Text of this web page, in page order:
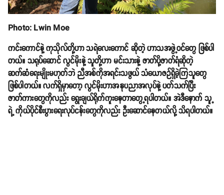
Photo: Lwin Moe
ကင်းကောင်နဲ့ ကုသိုလ်တို့ဟာ သရဲလေးကောင် ဆိုတဲ့ ဟာသအဖွဲ့ဝင်တွေ ဖြစ်ပါ
တယ်။ သရုပ်ဆောင် လွင်မိုးနဲ့ သူတို့ဟာ မင်းသားနဲ့ ဇာတ်ပို့ဇာတ်ရံဆိုတဲ့
ဆက်ဆံရေးမျိုးမဟုတ်ဘဲ ညီအစ်ကိုအရင်းသဖွယ် သံယောဇဉ်ရှိခဲ့ကြသူတွေ
ဖြစ်ပါတယ်။ လက်ရှိမှာတော့ လွင်မိုးဟာအနုပညာအလုပ်နဲ့ ပတ်သက်ပြီး
ဇာတ်ကားတွေကိုလည်း ရွေးချယ်ရိုက်ကူးနေတာတွေ့ရပါတယ်။ အဲဒီနောက် သူ့
ရဲ့ ကိုယ်ပိုင်စီးပွားရေးလုပ်ငန်းတွေကိုလည်း ဦးဆောင်နေတယ်လို့ သိရပါတယ်။